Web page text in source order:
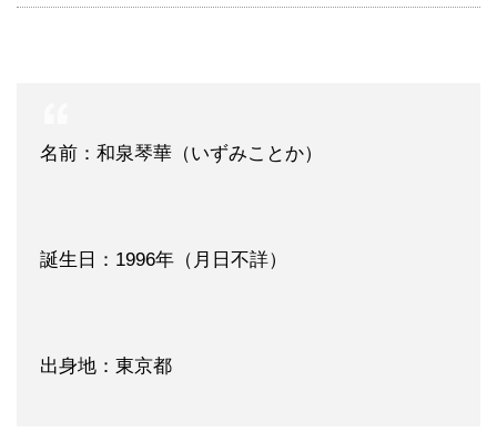
名前：和泉琴華（いずみことか）
誕生日：1996年（月日不詳）
出身地：東京都